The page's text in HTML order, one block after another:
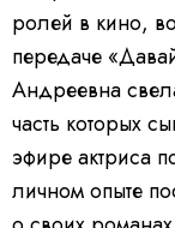
ролей в кино,
передаче
Андреевна
часть которых
эфире актриса
личном опыте